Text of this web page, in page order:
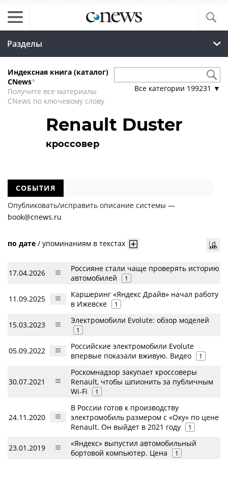
Разделы
Индексная книга (каталог)
CNews*
Получите все материалы
CNews по ключевому слову
Все категории 199231 ▼
Renault Duster
кроссовер
СОБЫТИЯ
Опубликовать/исправить описание системы —
book@cnews.ru
по дате / упоминаниям в текстах
17.04.2026
Россияне стали чаще проверять историю
автомобилей
1
11.09.2025
Каршеринг «Яндекс Драйв» начал работу
в Ижевске
1
15.03.2023 Электромобили Evolute: обзор моделей
1
05.09.2022
Российские электромобили Evolute
впервые показали вживую. Видео
1
30.07.2021
Роскомнадзор закупает кроссоверы
Renault, чтобы шпионить за публичным
Wi-Fi
1
24.11.2020
В России готов к производству
электромобиль размером с «Оку» по цене
Renault. Он выйдет в 2021 году
1
23.01.2019
«Яндекс» выпустил автомобильный
бортовой компьютер. Цена
1